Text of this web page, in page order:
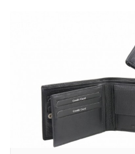
ציבור רונן הלל